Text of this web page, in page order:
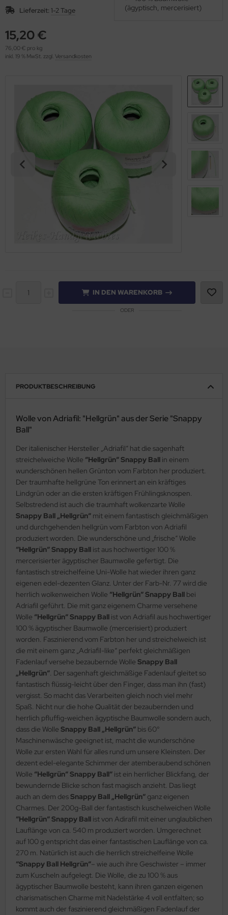
Lieferzeit: 1-2 Tage
15,20 €
76,00 € pro kg
inkl. 19 % MwSt. zzgl. Versandkosten
(ägyptisch, mercerisiert)
IN DEN WARENKORB
ODER
PRODUKTBESCHREIBUNG
Wolle von Adriafil: "Hellgrün" aus der Serie "Snappy
Ball"
Der italienischer Hersteller „Adriafil“ hat die sagenhaft
streichelweiche Wolle “Hellgrün“ Snappy Ball in einem
wunderschönen hellen Grünton vom Farbton her produziert.
Der traumhafte hellgrüne Ton erinnert an ein kräftiges
Lindgrün oder an die ersten kräftigen Frühlingsknospen.
Selbstredend ist auch die traumhaft wolkenzarte Wolle
Snappy Ball „Hellgrün“ mit einem fantastisch gleichmäßigen
und durchgehenden hellgrün vom Farbton von Adriafil
produziert worden. Die wunderschöne und „frische“ Wolle
“Hellgrün“ Snappy Ball ist aus hochwertiger 100 %
mercerisierter ägyptischer Baumwolle gefertigt. Die
fantastisch streichelfeine Uni-Wolle hat wieder ihren ganz
eigenen edel-dezenten Glanz. Unter der Farb-Nr. 77 wird die
herrlich wolkenweichen Wolle “Hellgrün“ Snappy Ball bei
Adriafil geführt. Die mit ganz eigenem Charme versehene
Wolle “Hellgrün“ Snappy Ball ist von Adriafil aus hochwertiger
100 % ägyptischer Baumwolle (mercerisiert) produziert
worden. Faszinierend vom Farbton her und streichelweich ist
die mit einem ganz „Adriafil-like“ perfekt gleichmäßigen
Fadenlauf versehe bezaubernde Wolle Snappy Ball
„Hellgrün“. Der sagenhaft gleichmäßige Fadenlauf gleitet so
fantastisch flüssig-leicht über den Finger, dass man ihn (fast)
vergisst. So macht das Verarbeiten gleich noch viel mehr
Spaß. Nicht nur die hohe Qualität der bezaubernden und
herrlich pfluffig-weichen ägyptische Baumwolle sondern auch,
dass die Wolle Snappy Ball „Hellgrün“ bis 60°
Maschinenwäsche geeignet ist, macht die wunderschöne
Wolle zur ersten Wahl für alles rund um unsere Kleinsten. Der
dezent edel-elegante Schimmer der atemberaubend schönen
Wolle “Hellgrün“ Snappy Ball“ ist ein herrlicher Blickfang, der
bewundernde Blicke schon fast magisch anzieht. Das liegt
auch an dem desSnappy Ball „Hellgrün“ ganz eigenen
Charmes. Der 200g-Ball der fantastisch kuschelweichen Wolle
“Hellgrün“ Snappy Ball ist von Adirafil mit einer unglaublichen
Lauflänge von ca. 540 m produziert worden. Umgerechnet
auf 100 g entspricht das einer fantastischen Lauflänge von ca.
270 m. Natürlich ist auch die herrlich streichelfeine Wolle
“Snappy Ball Hellgrün“– wie auch ihre Geschwister – immer
zum Kuscheln aufgelegt. Die Wolle, die zu 100 % aus
ägyptischer Baumwolle besteht, kann ihren ganzen eigenen
charismatischen Charme mit Nadelstärke 4 voll entfalten; so
kommt auch der faszinierend gleichmäßigen Fadenlauf der
(276)